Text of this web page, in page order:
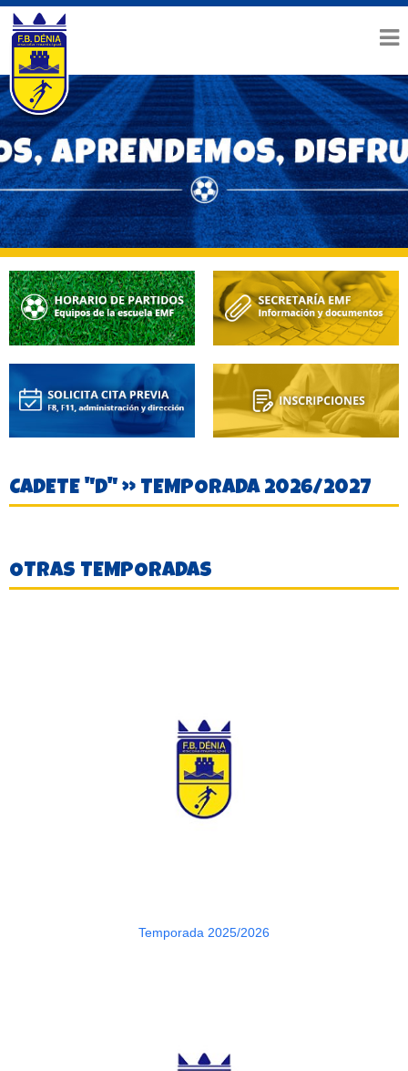
CADETE "D" » TEMPORADA 2026/2027
OTRAS TEMPORADAS
Temporada 2025/2026